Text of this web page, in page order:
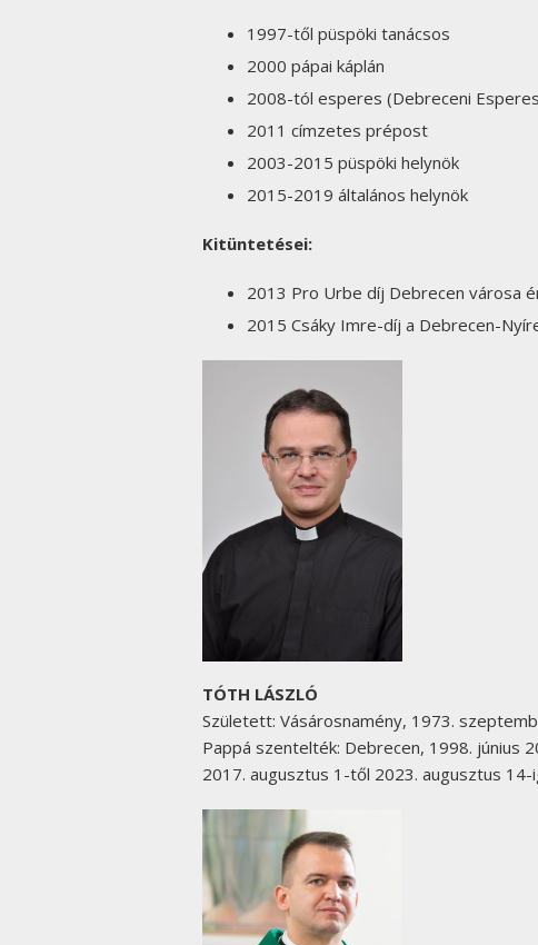
1997-től püspöki tanácsos
2000 pápai káplán
2008-tól esperes (Debreceni
2011 címzetes prépost
2003-2015 püspöki helynök
2015-2019 általános helynök
Kitüntetései:
2013 Pro Urbe díj Debrecen városa
2015 Csáky Imre-díj a Debrecen-
TÓTH LÁSZLÓ
Született: Vásárosnamény, 1973.
Pappá szentelték: Debrecen, 1998. június
2017. augusztus 1-től 2023. augusztus